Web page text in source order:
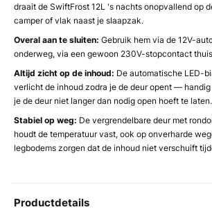
draait de SwiftFrost 12L 's nachts onopvallend op
camper of vlak naast je slaapzak.
Overal aan te sluiten: Gebruik hem via de 12V-
onderweg, via een gewoon 230V-stopcontact
Altijd zicht op de inhoud: De automatische LED-
verlicht de inhoud zodra je de deur opent —
je de deur niet langer dan nodig open hoeft te laten.
Stabiel op weg: De vergrendelbare deur met
houdt de temperatuur vast, ook op onverharde
legbodems zorgen dat de inhoud niet verschuift
Productdetails